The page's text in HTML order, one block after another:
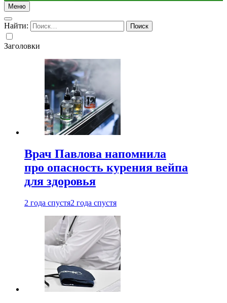
Меню
Найти:
Заголовки
Врач Павлова напомнила
про опасность курения вейпа
для здоровья
2 года спустя2 года спустя